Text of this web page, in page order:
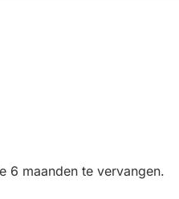
6 maanden te vervangen.